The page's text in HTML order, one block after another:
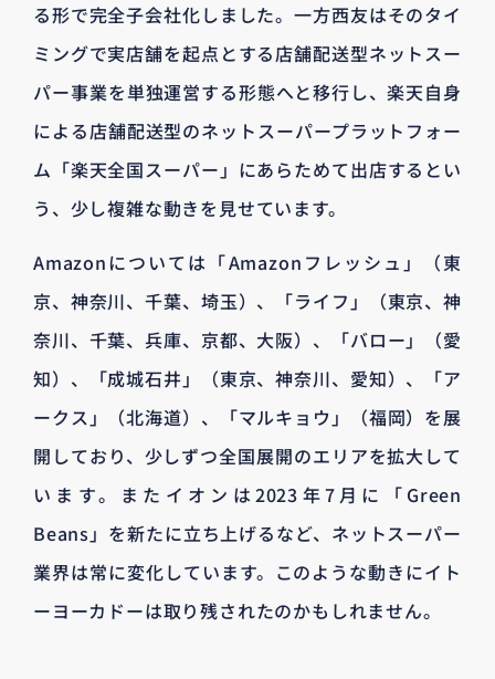
る形で完全子会社化しました。一方西友はそのタイ
ミングで実店舗を起点とする店舗配送型ネットスー
パー事業を単独運営する形態へと移行し、楽天自身
による店舗配送型のネットスーパープラットフォー
ム「楽天全国スーパー」にあらためて出店するとい
う、少し複雑な動きを見せています。
Amazonについては「Amazonフレッシュ」（東
京、神奈川、千葉、埼玉）、「ライフ」（東京、神
奈川、千葉、兵庫、京都、大阪）、「バロー」（愛
知）、「成城石井」（東京、神奈川、愛知）、「ア
ークス」（北海道）、「マルキョウ」（福岡）を展
開しており、少しずつ全国展開のエリアを拡大して
います。またイオンは2023年7月に「Green
Beans」を新たに立ち上げるなど、ネットスーパー
業界は常に変化しています。このような動きにイト
ーヨーカドーは取り残されたのかもしれません。